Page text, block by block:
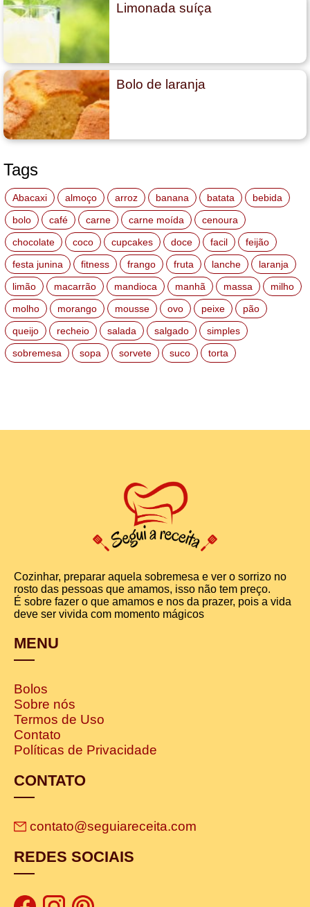
Limonada suíça
Bolo de laranja
Tags
Abacaxi almoço arroz banana batata
bebida
bolo
café carne carne moída
cenoura
chocolate
coco cupcakes doce facil
feijão
festa junina
fitness frango fruta lanche
laranja
limão
macarrão mandioca manhã massa
milho
molho
morango mousse ovo peixe
pão
queijo
recheio salada salgado
simples
sobremesa
sopa sorvete suco torta
Cozinhar, preparar aquela sobremesa e ver o sorrizo no
rosto das pessoas que amamos, isso não tem preço.
É sobre fazer o que amamos e nos da prazer, pois a vida
deve ser vivida com momento mágicos
MENU
Bolos
Sobre nós
Termos de Uso
Contato
Políticas de Privacidade
CONTATO
contato@seguiareceita.com
REDES SOCIAIS